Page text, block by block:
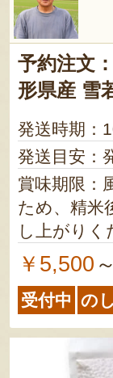
予約注文
形県産 雪
発送時期：
発送目安：
賞味期限：
ため、精米
し上がりく
￥5,500 ～
受付中 の